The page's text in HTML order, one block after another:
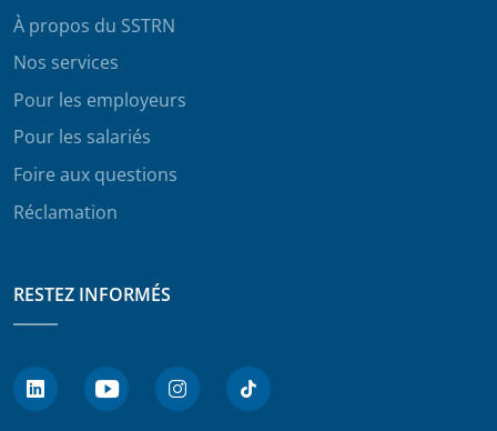
À propos du SSTRN
Nos services
Pour les employeurs
Pour les salariés
Foire aux questions
Réclamation
RESTEZ INFORMÉS